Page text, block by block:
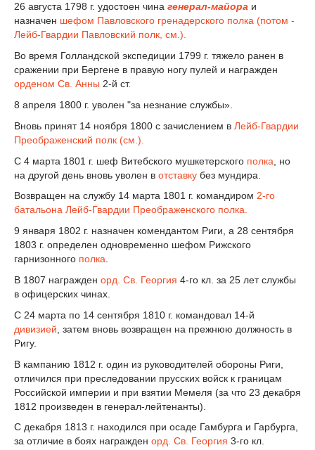
26 августа 1798 г. удостоен чина генерал-майора и
назначен шефом Павловского гренадерского полка (потом -
Лейб-Гвардии Павловский полк, см.).
Во время Голландской экспедиции 1799 г. тяжело ранен в
сражении при Бергене в правую ногу пулей и награжден
орденом Св. Анны 2-й ст.
8 апреля 1800 г. уволен "за незнание службы».
Вновь принят 14 ноября 1800 с зачислением в Лейб-Гвардии
Преображенский полк (см.).
С 4 марта 1801 г. шеф Витебского мушкетерского полка , но
на другой день вновь уволен в отставку без мундира.
Возвращен на службу 14 марта 1801 г. командиром 2-го
батальона Лейб-Гвардии Преображенского полка.
9 января 1802 г. назначен комендантом Риги, а 28 сентября
1803 г. определен одновременно шефом Рижского
гарнизонного полка
В 1807 награжден орд. Св. Георгия 4-го кл. за 25 лет службы
в офицерских чинах.
С 24 марта по 14 сентября 1810 г. командовал 14-й
дивизией , затем вновь возвращен на прежнюю должность в
Ригу.
В кампанию 1812 г. один из руководителей обороны Риги,
отличился при преследовании прусских войск к границам
Российской империи и при взятии Мемеля (за что 23 декабря
1812 произведен в генерал-лейтенанты).
С декабря 1813 г. находился при осаде Гамбурга и Гарбурга,
за отличие в боях награжден орд. Св. Георгия 3-го кл.